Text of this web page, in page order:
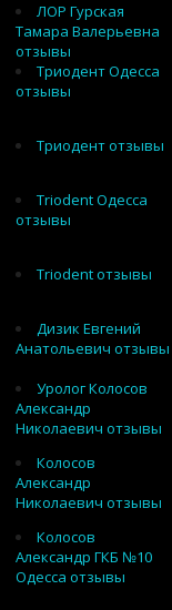
ЛОР Гурская
Тамара Валерьевна
отзывы
Триодент Одесса
отзывы
Триодент отзывы
Triodent Одесса
отзывы
Triodent отзывы
Дизик Евгений
Анатольевич отзывы
Уролог Колосов
Александр
Николаевич отзывы
Колосов
Александр
Николаевич отзывы
Колосов
Александр ГКБ №10
Одесса отзывы